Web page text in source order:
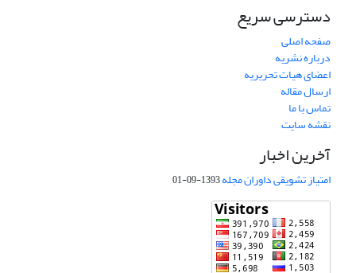
دسترسی سریع
صفحه اصلی
درباره نشریه
اعضای هیات تحریریه
ارسال مقاله
تماس با ما
نقشه سایت
آخرین اخبار
امتیاز تشویقی داوران مجله1393-09-01